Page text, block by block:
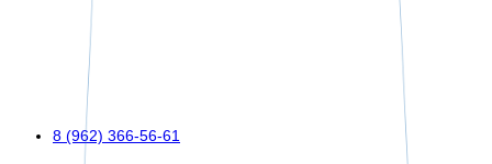
8 (962) 366-56-61